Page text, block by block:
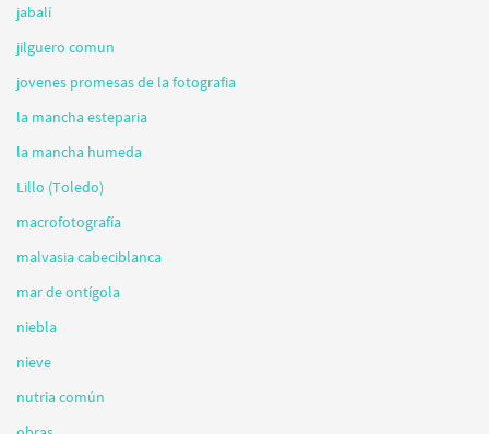
jabalí
jilguero comun
jovenes promesas de la fotografia
la mancha esteparia
la mancha humeda
Lillo (Toledo)
macrofotografía
malvasia cabeciblanca
mar de ontígola
niebla
nieve
nutria común